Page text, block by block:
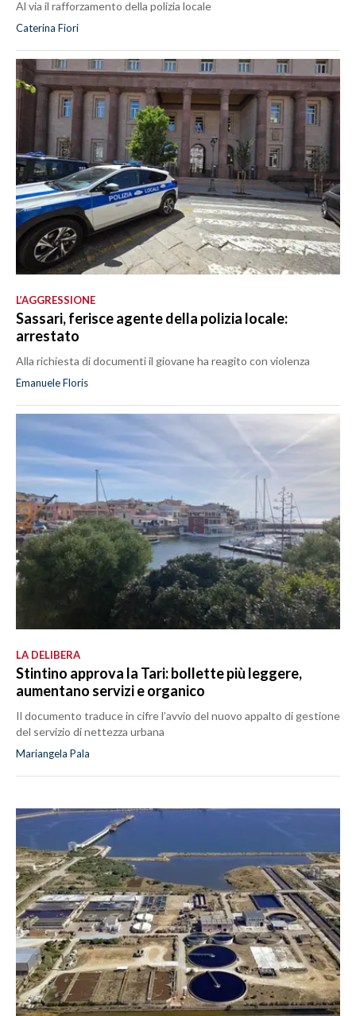
Al via il rafforzamento della polizia locale
Caterina Fiori
L’AGGRESSIONE
Sassari, ferisce agente della polizia locale:
arrestato
Alla richiesta di documenti il giovane ha reagito con violenza
Emanuele Floris
LA DELIBERA
Stintino approva la Tari: bollette più leggere,
aumentano servizi e organico
Il documento traduce in cifre l’avvio del nuovo appalto di gestione
del servizio di nettezza urbana
Mariangela Pala